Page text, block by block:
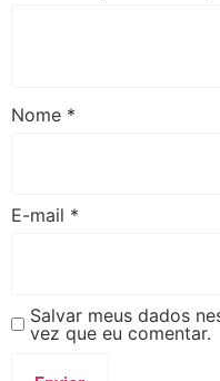
Nome *
E-mail *
Salvar meus dados
vez que eu comentar.